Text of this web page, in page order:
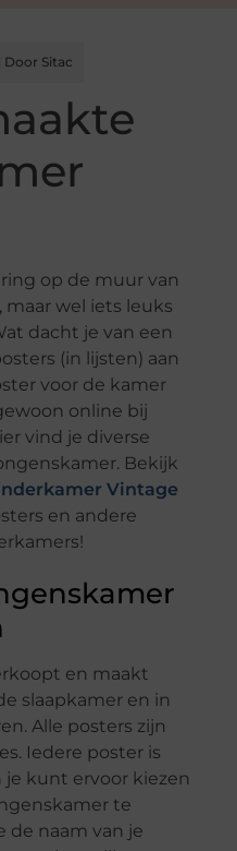
Door Sitac
op de muur van
maar wel iets leuks
dacht je van een
(in lijsten) aan
voor de kamer
online bij
vind je diverse
Bekijk
Vintage
en andere
en maakt
slaapkamer en in
Alle posters zijn
Iedere poster is
kunt ervoor kiezen
te
de naam van je